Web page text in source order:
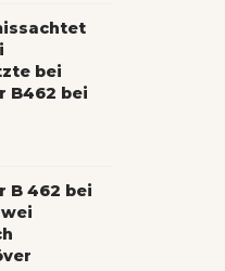
bei
B462 bei
B 462 bei